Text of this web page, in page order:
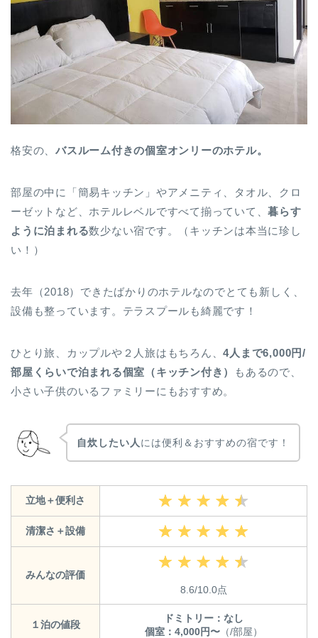
格安の、バスルーム付きの個室オンリーのホテル。
部屋の中に「簡易キッチン」やアメニティ、タオル、クロ
ーゼットなど、ホテルレベルですべて揃っていて、暮らす
ように泊まれる数少ない宿です。（キッチンは本当に珍し
い！）
去年（2018）できたばかりのホテルなのでとても新しく、
設備も整っています。テラスプールも綺麗です！
ひとり旅、カップルや２人旅はもちろん、4人まで6,000円/
部屋くらいで泊まれる個室（キッチン付き）
もあるので、
小さい子供のいるファミリーにもおすすめ。
自炊したい人 には便利＆おすすめの宿です！
立地＋便利さ
清潔さ＋設備
みんなの評価
8.6/10.0点
１泊の値段
ドミトリー：なし
個室：4,000円〜（/部屋）